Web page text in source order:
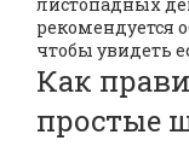
рекомендуется
чтобы увидеть
Как
простые